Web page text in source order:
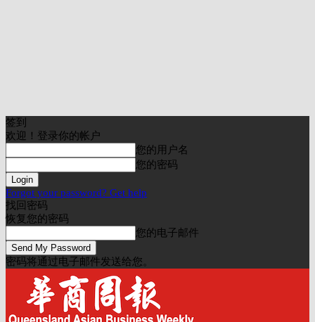
签到
欢迎！登录你的帐户
您的用户名
您的密码
Forgot your password? Get help
找回密码
恢复您的密码
您的电子邮件
密码将通过电子邮件发送给您。